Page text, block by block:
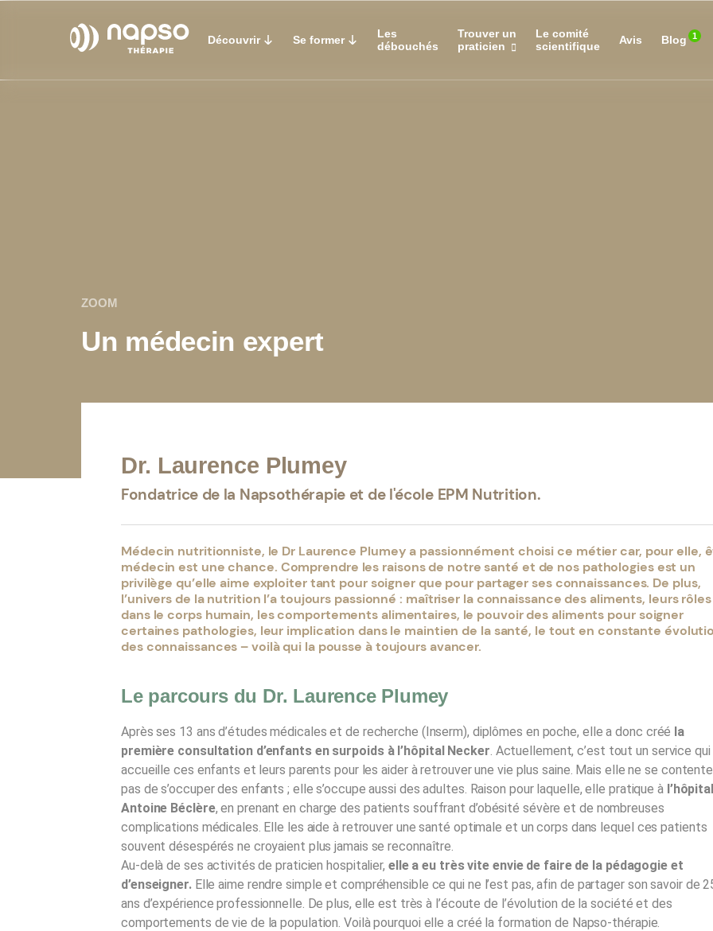
Découvrir Se former
Les
débouchés
Trouver un
praticien
Le comité­­
scientifique
Avis Blog 1
ZOOM
Un médecin expert
Dr. Laurence Plumey
Fondatrice de la Napsothérapie et de l'école EPM Nutrition.
Médecin nutritionniste, le Dr Laurence Plumey a passionnément choisi ce métier car, pour elle,
médecin est une chance. Comprendre les raisons de notre santé et de nos pathologies est un
privilège qu’elle aime exploiter tant pour soigner que pour partager ses connaissances. De plus,
l’univers de la nutrition l’a toujours passionné: maîtriser la connaissance des aliments, leurs rôles
dans le corps humain, les comportements alimentaires, le pouvoir des aliments pour soigner
certaines pathologies, leur implication dans le maintien de la santé, le tout en constante
des connaissances – voilà qui la pousse à toujours avancer.
Le parcours du Dr. Laurence Plumey
Après ses 13 ans d’études médicales et de recherche (Inserm), diplômes en poche, elle a donc créé la
première consultation d’enfants en surpoids à l’hôpital Necker. Actuellement, c’est tout un service qui
accueille ces enfants et leurs parents pour les aider à retrouver une vie plus saine. Mais elle ne se contente
pas de s’occuper des enfants ; elle s’occupe aussi des adultes. Raison pour laquelle, elle pratique à l’hôpital
Antoine Béclère, en prenant en charge des patients souffrant d’obésité sévère et de nombreuses
complications médicales. Elle les aide à retrouver une santé optimale et un corps dans lequel ces patients
souvent désespérés ne croyaient plus jamais se reconnaître.
Au-delà de ses activités de praticien hospitalier, elle a eu très vite envie de faire de la pédagogie et
d’enseigner.Elle aime rendre simple et compréhensible ce qui ne l’est pas, afin de partager son savoir de
ans d’expérience professionnelle. De plus, elle est très à l’écoute de l’évolution de la société et des
comportements de vie de la population. Voilà pourquoi elle a créé la formation de Napso-thérapie.